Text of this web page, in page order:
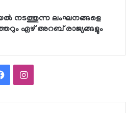
നടത്തുന്ന ലംഘനങ്ങളെ
ഏഴ് അറബ് രാജ്യങ്ങളും
FacebookInstagram